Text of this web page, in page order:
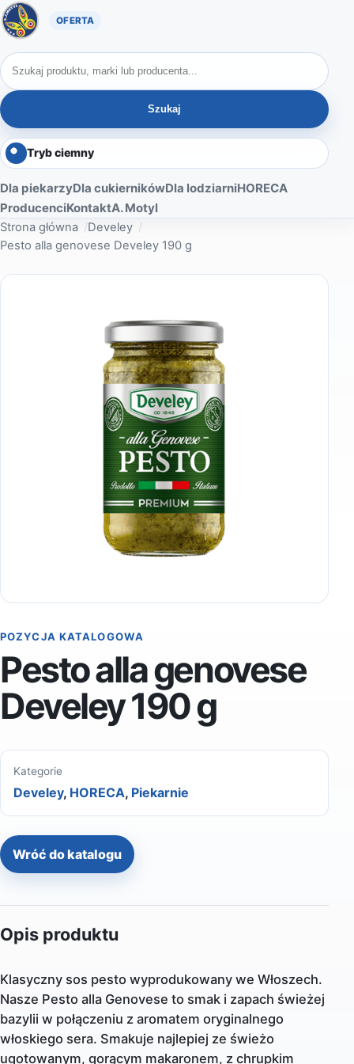
Oferta A. Motyl
Szukaj produktów
Szukaj
Tryb ciemny
Dla piekarzyDla cukiernikówDla lodziarniHORECA
ProducenciKontaktA. Motyl
Strona główna
Develey
Pesto alla genovese Develey 190 g
POZYCJA KATALOGOWA
Pesto alla genovese
Develey 190 g
Kategorie
Develey, HORECA, Piekarnie
Wróć do katalogu
Opis produktu
Klasyczny sos pesto wyprodukowany we Włoszech.
Nasze Pesto alla Genovese to smak i zapach świeżej
bazylii w połączeniu z aromatem oryginalnego
włoskiego sera. Smakuje najlepiej ze świeżo
ugotowanym, gorącym makaronem, z chrupkim